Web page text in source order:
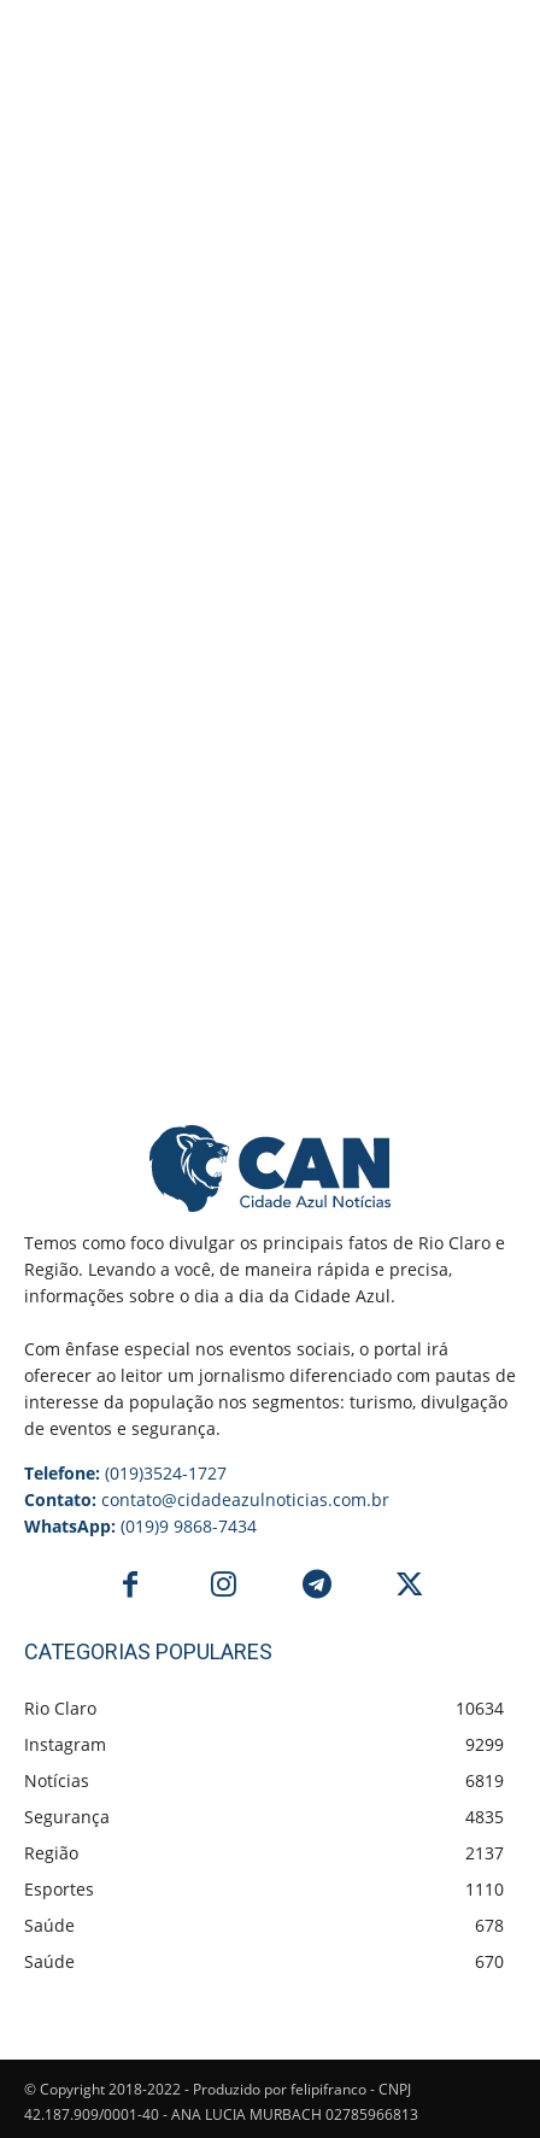
Temos como foco divulgar os principais fatos de Rio Claro e
Região. Levando a você, de maneira rápida e precisa,
informações sobre o dia a dia da Cidade Azul.
Com ênfase especial nos eventos sociais, o portal irá
oferecer ao leitor um jornalismo diferenciado com pautas de
interesse da população nos segmentos: turismo, divulgação
de eventos e segurança.
Telefone: (019)3524-1727
Contato: contato@cidadeazulnoticias.com.br
WhatsApp: (019)9 9868-7434
CATEGORIAS POPULARES
Rio Claro
10634
Instagram
9299
Notícias
6819
Segurança
4835
Região
2137
Esportes
1110
Saúde
678
Saúde
670
© Copyright 2018-2022 - Produzido por felipifranco - CNPJ
42.187.909/0001-40 - ANA LUCIA MURBACH 02785966813